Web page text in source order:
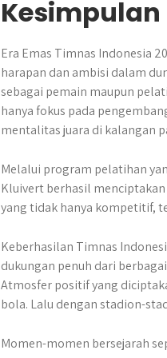
Kesimpulan
Era Emas Timnas Indonesia
harapan dan ambisi dalam
sebagai pemain maupun
hanya fokus pada
mentalitas juara di kalangan
Melalui program pelatihan
Kluivert berhasil
yang tidak hanya kompetitif,
Keberhasilan Timnas
dukungan penuh dari
Atmosfer positif yang
bola. Lalu dengan stadion-
Momen-momen bersejarah